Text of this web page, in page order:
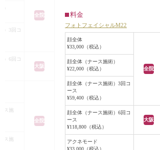
すが、新しく出来
なり減り、赤みや
治療するのは、赤
くなってからをオ
スキンケアももの
てきます！
人も、寝不足だっ
全院
）3回コ
）6回コ
大阪
全院
ス施
ス施
ン生成の活性化によりシミ、そばか
す、くすみ、ニキビ跡、赤ら顔とい
った肌悩みを総合的にケアできる治
療法です。
照射により、気にされていたシミや
そばかすを目立ちにくくすることが
できました。
料金
フォトフェイシャルM22
顔全体
¥33,000（税込）
全院
顔全体（ナース施術）
¥22,000（税込）
顔全体（ナース施術）3回コ
ース
¥59,400（税込）
顔全体（ナース施術）6回コ
ース
¥118,800（税込）
大阪
アクネモード
¥33,000（税込）